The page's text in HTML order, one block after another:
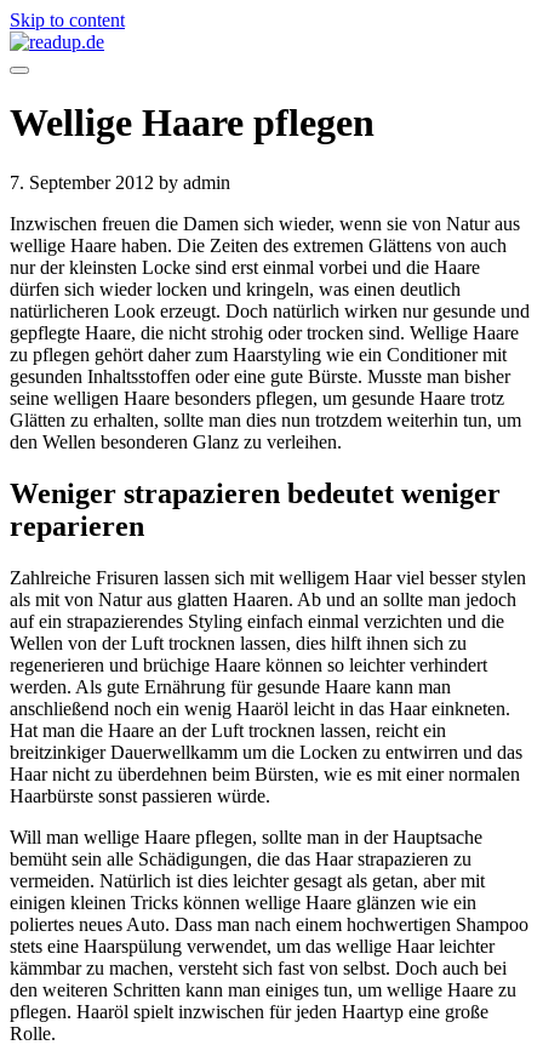
Skip to content
Wellige Haare pflegen
7. September 2012 by admin
Inzwischen freuen die Damen sich wieder, wenn sie von Natur aus
wellige Haare haben. Die Zeiten des extremen Glättens von auch
nur der kleinsten Locke sind erst einmal vorbei und die Haare
dürfen sich wieder locken und kringeln, was einen deutlich
natürlicheren Look erzeugt. Doch natürlich wirken nur gesunde und
gepflegte Haare, die nicht strohig oder trocken sind. Wellige Haare
zu pflegen gehört daher zum Haarstyling wie ein Conditioner mit
gesunden Inhaltsstoffen oder eine gute Bürste. Musste man bisher
seine welligen Haare besonders pflegen, um gesunde Haare trotz
Glätten zu erhalten, sollte man dies nun trotzdem weiterhin tun, um
den Wellen besonderen Glanz zu verleihen.
Weniger strapazieren bedeutet weniger
reparieren
Zahlreiche Frisuren lassen sich mit welligem Haar viel besser stylen
als mit von Natur aus glatten Haaren. Ab und an sollte man jedoch
auf ein strapazierendes Styling einfach einmal verzichten und die
Wellen von der Luft trocknen lassen, dies hilft ihnen sich zu
regenerieren und brüchige Haare können so leichter verhindert
werden. Als gute Ernährung für gesunde Haare kann man
anschließend noch ein wenig Haaröl leicht in das Haar einkneten.
Hat man die Haare an der Luft trocknen lassen, reicht ein
breitzinkiger Dauerwellkamm um die Locken zu entwirren und das
Haar nicht zu überdehnen beim Bürsten, wie es mit einer normalen
Haarbürste sonst passieren würde.
Will man wellige Haare pflegen, sollte man in der Hauptsache
bemüht sein alle Schädigungen, die das Haar strapazieren zu
vermeiden. Natürlich ist dies leichter gesagt als getan, aber mit
einigen kleinen Tricks können wellige Haare glänzen wie ein
poliertes neues Auto. Dass man nach einem hochwertigen Shampoo
stets eine Haarspülung verwendet, um das wellige Haar leichter
kämmbar zu machen, versteht sich fast von selbst. Doch auch bei
den weiteren Schritten kann man einiges tun, um wellige Haare zu
pflegen. Haaröl spielt inzwischen für jeden Haartyp eine große
Rolle.